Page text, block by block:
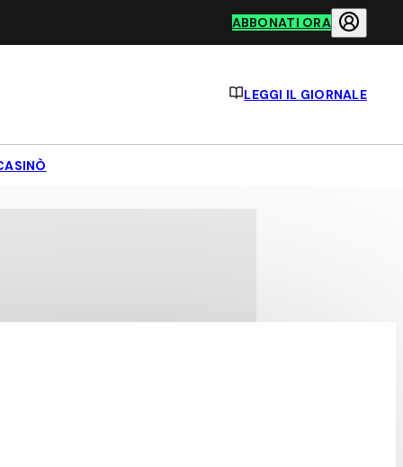
ABBONATI ORA
LEGGI IL GIORNALE